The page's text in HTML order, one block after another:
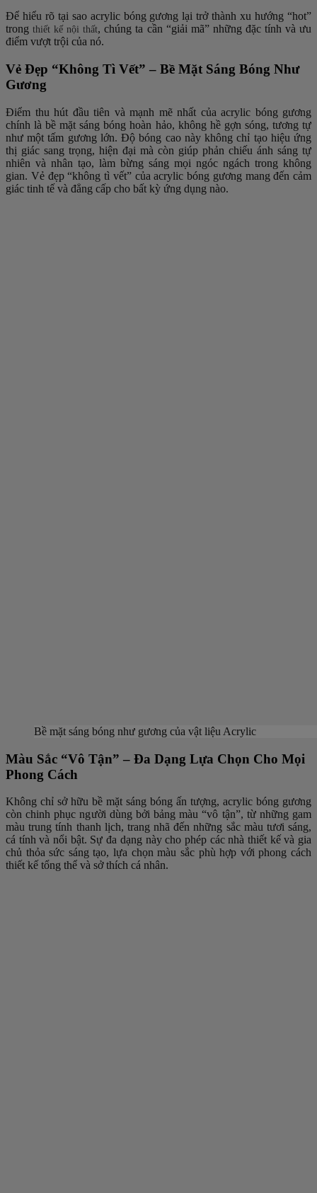
Để hiểu rõ tại sao acrylic bóng gương lại trở thành xu hướng “hot”
trongthiết kế nội thất, chúng ta cần “giải mã” những đặc tính và ưu
điểm vượt trội của nó.
Vẻ Đẹp “Không Tì Vết” – Bề Mặt Sáng Bóng Như
Gương
Điểm thu hút đầu tiên và mạnh mẽ nhất của acrylic bóng gương
chính là bề mặt sáng bóng hoàn hảo, không hề gợn sóng, tương tự
như một tấm gương lớn. Độ bóng cao này không chỉ tạo hiệu ứng
thị giác sang trọng, hiện đại mà còn giúp phản chiếu ánh sáng tự
nhiên và nhân tạo, làm bừng sáng mọi ngóc ngách trong không
gian. Vẻ đẹp “không tì vết” của acrylic bóng gương mang đến cảm
giác tinh tế và đẳng cấp cho bất kỳ ứng dụng nào.
Bề mặt sáng bóng như gương của vật liệu Acrylic
Màu Sắc “Vô Tận” – Đa Dạng Lựa Chọn Cho Mọi
Phong Cách
Không chỉ sở hữu bề mặt sáng bóng ấn tượng, acrylic bóng gương
còn chinh phục người dùng bởi bảng màu “vô tận”, từ những gam
màu trung tính thanh lịch, trang nhã đến những sắc màu tươi sáng,
cá tính và nổi bật. Sự đa dạng này cho phép các nhà thiết kế và gia
chủ thỏa sức sáng tạo, lựa chọn màu sắc phù hợp với phong cách
thiết kế tổng thể và sở thích cá nhân.